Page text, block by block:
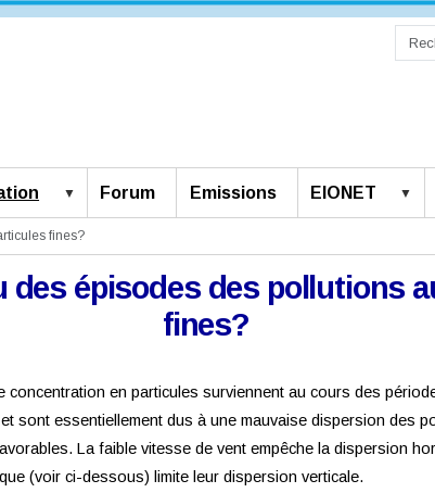
Forum Emissions EIONET
fines?
des épisodes des pollutions
fines?
concentration en particules surviennent au cours des
sont essentiellement dus à une mauvaise dispersion des
La faible vitesse de vent empêche la dispersion
(voir ci-dessous) limite leur dispersion verticale.